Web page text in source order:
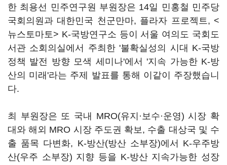
한 최용선 민주연구원 부원장은 14일 민홍철 민주당
국회의원과 대한민국 천군만마, 플라자 프로젝트, <
뉴스토마토> K-국방연구소 등이 서울 여의도 국회도
서관 소회의실에서 주최한 '불확실성의 시대 K-국방
정책 발전 방향 모색 세미나'에서 '지속 가능한 K-방
산의 미래'라는 주제 발표를 통해 이같이 주장했습니
다.
최 부원장은 또 국내 MRO(유지·보수·운영) 시장 확
대와 해외 MRO 시장 주도권 확보, 수출 대상국 및 수
출 품목 다변화, K-방산(방산 소부장)에서 K-우주방
산(우주 소부장) 지향 등을 K-방산 지속가능한 성장